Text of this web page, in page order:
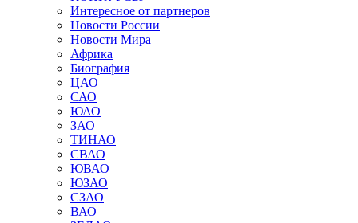
Интересное от партнеров
Новости России
Новости Мира
Африка
Биография
ЦАО
САО
ЮАО
ЗАО
ТИНАО
СВАО
ЮВАО
ЮЗАО
СЗАО
ВАО